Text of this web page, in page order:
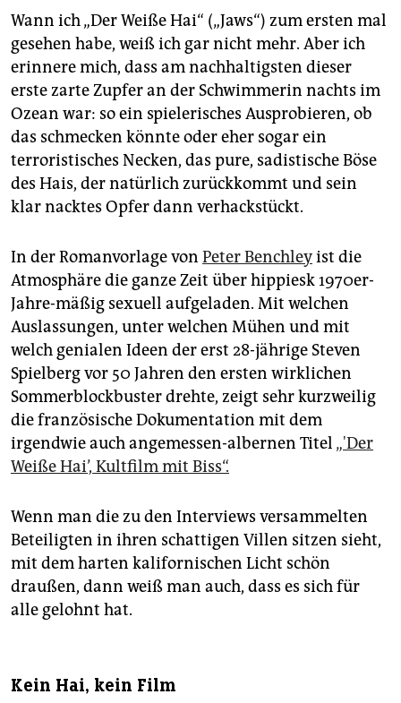
Wann ich „Der Weiße Hai“ („Jaws“) zum ersten mal
gesehen habe, weiß ich gar nicht mehr. Aber ich
erinnere mich, dass am nachhaltigsten dieser
erste zarte Zupfer an der Schwimmerin nachts im
Ozean war: so ein spielerisches Ausprobieren, ob
das schmecken könnte oder eher sogar ein
terroristisches Necken, das pure, sadistische Böse
des Hais, der natürlich zurückkommt und sein
klar nacktes Opfer dann verhackstückt.
In der Romanvorlage von Peter Benchleyist die
Atmosphäre die ganze Zeit über hippiesk 1970er-
Jahre-mäßig sexuell aufgeladen. Mit welchen
Auslassungen, unter welchen Mühen und mit
welch genialen Ideen der erst 28-jährige Steven
Spielberg vor 50 Jahren den ersten wirklichen
Sommerblockbuster drehte, zeigt sehr kurzweilig
die französische Dokumentation mit dem
irgendwie auch angemessen-albernen Titel „'Der
Weiße Hai’, Kultfilm mit Biss“.
Wenn man die zu den Interviews versammelten
Beteiligten in ihren schattigen Villen sitzen sieht,
mit dem harten kalifornischen Licht schön
draußen, dann weiß man auch, dass es sich für
alle gelohnt hat.
Kein Hai, kein Film